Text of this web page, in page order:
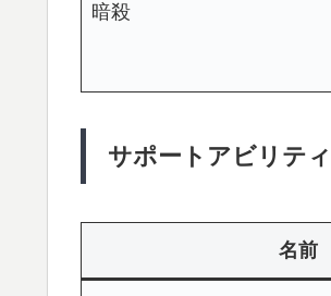
暗殺
サポートアビリティ
名前